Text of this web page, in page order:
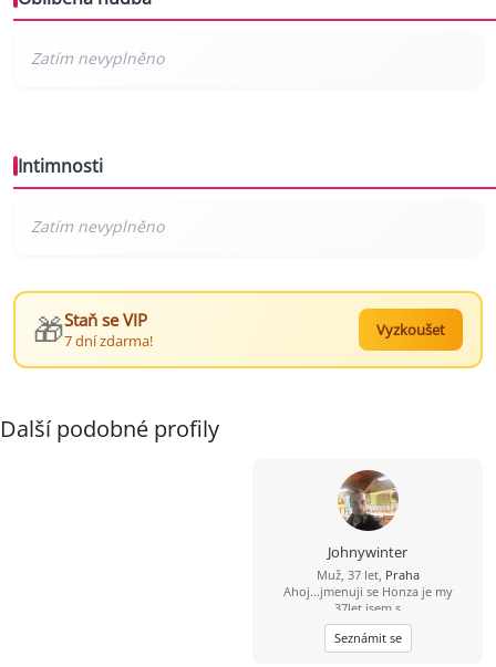
Intimnosti
🎁Staň se VIP
7 dní zdarma!
Vyzkoušet
Další podobné profily
Johnywinter
Muž, 37 let, Praha
Ahoj...jmenuji se Honza je my
37let,jsem s
prahy,svobodný,bezdětní. Touto
cestou bych se rad seznámil se
sympatickou slečnou/ženou která vi
Seznámit se